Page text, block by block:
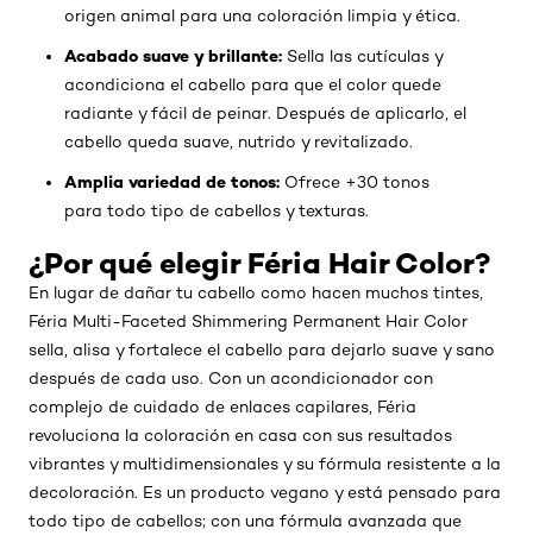
origen animal para una coloración limpia y ética.
Acabado suave y brillante: Sella las cutículas y
acondiciona el cabello para que el color quede
radiante y fácil de peinar. Después de aplicarlo, el
cabello queda suave, nutrido y revitalizado.
Amplia variedad de tonos: Ofrece +30 tonos
para todo tipo de cabellos y texturas.
¿Por qué elegir Féria Hair Color?
En lugar de dañar tu cabello como hacen muchos tintes,
Féria Multi-Faceted Shimmering Permanent Hair Color
sella, alisa y fortalece el cabello para dejarlo suave y sano
después de cada uso. Con un acondicionador con
complejo de cuidado de enlaces capilares, Féria
revoluciona la coloración en casa con sus resultados
vibrantes y multidimensionales y su fórmula resistente a la
decoloración. Es un producto vegano y está pensado para
todo tipo de cabellos; con una fórmula avanzada que